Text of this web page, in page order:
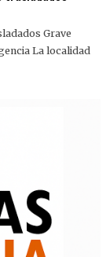
Grave
La localidad